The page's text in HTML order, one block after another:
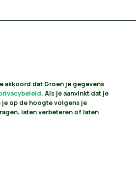
akkoord dat Groen je gegevens
. Als je aanvinkt dat je
op de hoogte volgens je
laten verbeteren of laten